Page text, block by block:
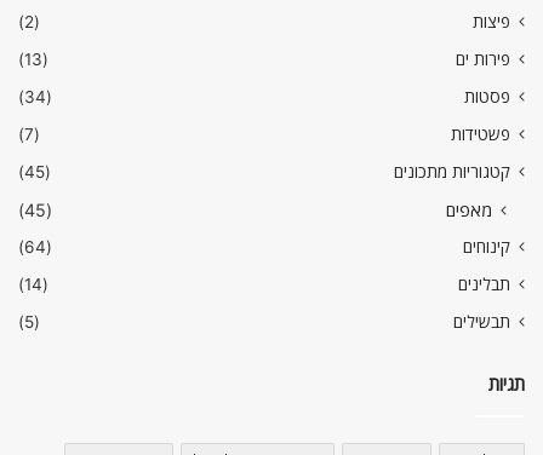
פיצות
(2)
פירות ים
(13)
פסטות
(34)
פשטידות
(7)
קטגוריות מתכונים
(45)
מאפים (45)
קינוחים
(64)
תבלינים
(14)
תבשילים
(5)
תגיות